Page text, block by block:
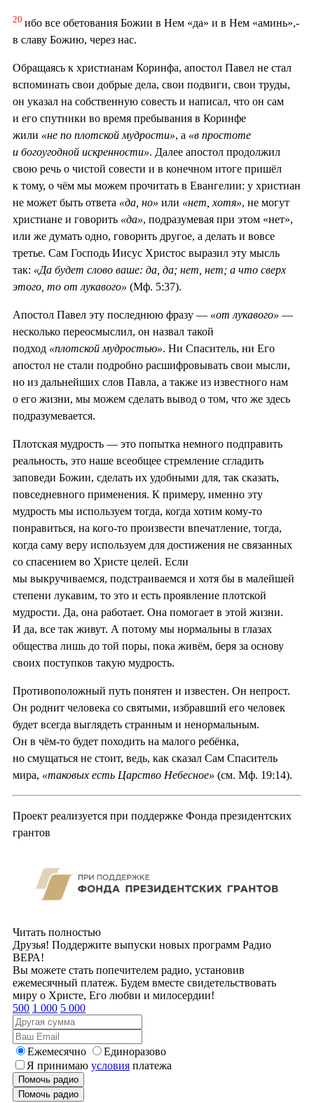
20 ибо все обетования Божии в Нем «да» и в Нем «аминь»,-
в славу Божию, через нас.
Обращаясь к христианам Коринфа, апостол Павел не стал
вспоминать свои добрые дела, свои подвиги, свои труды,
он указал на собственную совесть и написал, что он сам
и его спутники во время пребывания в Коринфе
жили «не по плотской мудрости», а «в простоте
и богоугодной искренности». Далее апостол продолжил
свою речь о чистой совести и в конечном итоге пришёл
к тому, о чём мы можем прочитать в Евангелии: у христиан
не может быть ответа «да, но» или «нет, хотя», не могут
христиане и говорить «да», подразумевая при этом «нет»,
или же думать одно, говорить другое, а делать и вовсе
третье. Сам Господь Иисус Христос выразил эту мысль
так: «Да будет слово ваше: да, да; нет, нет; а что сверх
этого, то от лукавого» (Мф. 5:37).
Апостол Павел эту последнюю фразу — «от лукавого» —
несколько переосмыслил, он назвал такой
подход «плотской мудростью». Ни Спаситель, ни Его
апостол не стали подробно расшифровывать свои мысли,
но из дальнейших слов Павла, а также из известного нам
о его жизни, мы можем сделать вывод о том, что же здесь
подразумевается.
Плотская мудрость — это попытка немного подправить
реальность, это наше всеобщее стремление сгладить
заповеди Божии, сделать их удобными для, так сказать,
повседневного применения. К примеру, именно эту
мудрость мы используем тогда, когда хотим кому-то
понравиться, на кого-то произвести впечатление, тогда,
когда саму веру используем для достижения не связанных
со спасением во Христе целей. Если
мы выкручиваемся, подстраиваемся и хотя бы в малейшей
степени лукавим, то это и есть проявление плотской
мудрости. Да, она работает. Она помогает в этой жизни.
И да, все так живут. А потому мы нормальны в глазах
общества лишь до той поры, пока живём, беря за основу
своих поступков такую мудрость.
Противоположный путь понятен и известен. Он непрост.
Он роднит человека со святыми, избравший его человек
будет всегда выглядеть странным и ненормальным.
Он в чём-то будет походить на малого ребёнка,
но смущаться не стоит, ведь, как сказал Сам Спаситель
мира, «таковых есть Царство Небесное» (см. Мф. 19:14).
Проект реализуется при поддержке Фонда президентских
грантов
Читать полностью
Друзья! Поддержите выпуски новых программ Радио
ВЕРА!
Вы можете стать попечителем радио, установив
ежемесячный платеж. Будем вместе свидетельствовать
миру о Христе, Его любви и милосердии!
500 1 000 5 000
Ежемесячно
Единоразово
Я принимаю условия платежа
Помочь радио
Помочь радио